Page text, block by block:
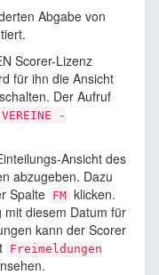
Abgabe von
Scorer-Lizenz
für ihn die Ansicht
Der Aufruf
-
Ansicht des
abzugeben. Dazu
Spalte FM klicken.
diesem Datum für
kann der Scorer
Freimeldungen